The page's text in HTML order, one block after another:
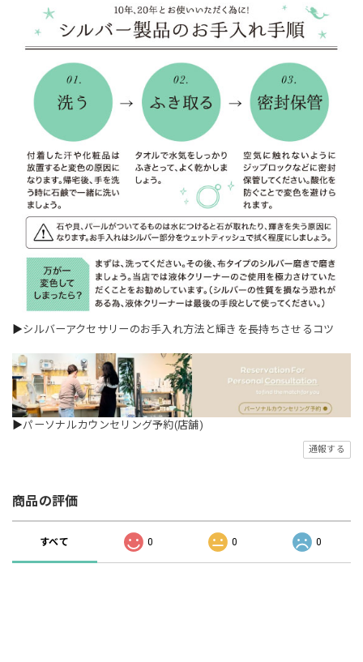
▶シルバーアクセサリーのお手入れ方法と輝きを長持ちさせるコツ
▶パーソナルカウンセリング予約(店舗)
通報する
商品の評価
すべて 0 0 0